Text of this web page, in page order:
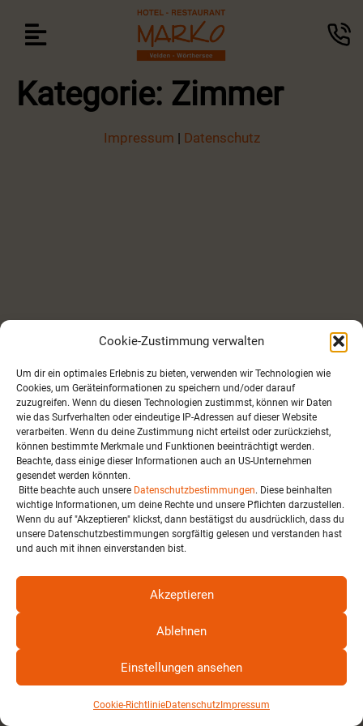
Cookie-Zustimmung verwalten
Um dir ein optimales Erlebnis zu bieten, verwenden wir Technologien wie
Cookies, um Geräteinformationen zu speichern und/oder darauf
zuzugreifen. Wenn du diesen Technologien zustimmst, können wir Daten
wie das Surfverhalten oder eindeutige IP-Adressen auf dieser Website
verarbeiten. Wenn du deine Zustimmung nicht erteilst oder zurückziehst,
können bestimmte Merkmale und Funktionen beeinträchtigt werden.
Beachte, dass einige dieser Informationen auch an US-Unternehmen
gesendet werden könnten.
Bitte beachte auch unsere Datenschutzbestimmungen. Diese beinhalten
wichtige Informationen, um deine Rechte und unsere Pflichten darzustellen.
Wenn du auf "Akzeptieren" klickst, dann bestätigst du ausdrücklich, dass du
unsere Datenschutzbestimmungen sorgfältig gelesen und verstanden hast
und auch mit ihnen einverstanden bist.
Akzeptieren
Ablehnen
Einstellungen ansehen
Cookie-RichtlinieDatenschutz Impressum
Kategorie: Zimmer
Impressum | Datenschutz